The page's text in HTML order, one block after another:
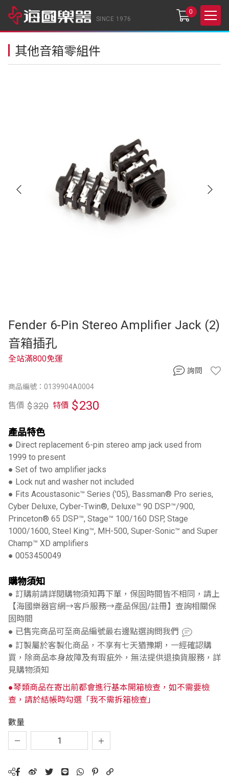
SINCE 1976
0
其他音箱零組件
Fender 6-Pin Stereo Amplifier Jack (2)
音箱插孔
商品編號：0139904A0004
全站滿800免運
售價 $320 特價 $230
產品特色
● Direct replacement 6-pin stereo amp jack used from
1999 to present
● Set of two amplifier jacks
● Lock nut and washer not included
● Fits Acoustasonic™ Series ('05), Bassman® Pro series,
Cyber Deluxe, Cyber-Twin®, Deluxe™ 90 DSP™/900,
Princeton® 65 DSP™, Stage™ 100/160 DSP, Stage
1000/1600, Steel King™, MH-500, Super-Sonic™ and Super
Champ™ XD amplifiers
● 0053450049
購物須知
● 訂購前請詳閱購物須知再下單，保固時間皆不相同，請上
【海國樂器官網→客戶服務→產品保固/註冊】查詢相關保
固時間
● 已售完商品可至商品編號最右邊點選詢問我們
● 訂製屬於客製化商品，不享有七天猶豫期，一經確認購
買，除商品本身故障及有瑕疵外，無法提供退換貨服務，詳
見購物須知
●琴類商品在寄出前都會進行基本開箱檢查，如不需要檢
查，請於結帳時勾選「我不需拆箱檢查」
數量
詢問